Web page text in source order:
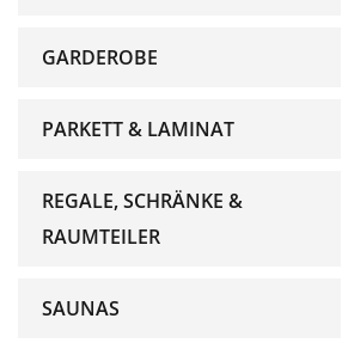
GARDEROBE
PARKETT & LAMINAT
REGALE, SCHRÄNKE &
RAUMTEILER
SAUNAS